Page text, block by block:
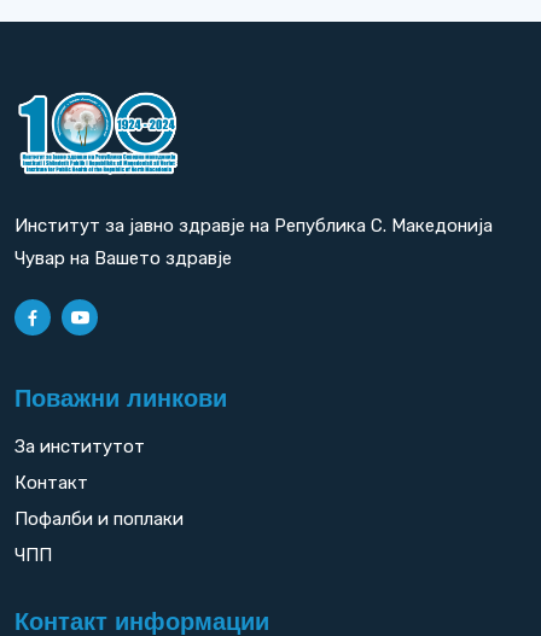
Институт за јавно здравје на Република С. Македонија
Чувар на Вашето здравје
Поважни линкови
За институтот
Контакт
Пофалби и поплаки
ЧПП
Контакт информации